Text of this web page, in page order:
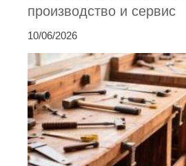
производство и сервис
10/06/2026